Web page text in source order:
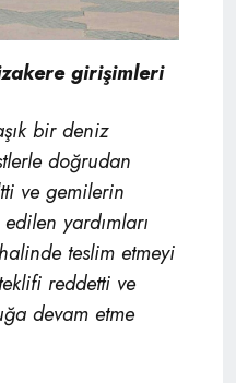
girişimleri
bir deniz
doğrudan
ve gemilerin
yardımları
teslim etmeyi
reddetti ve
devam etme